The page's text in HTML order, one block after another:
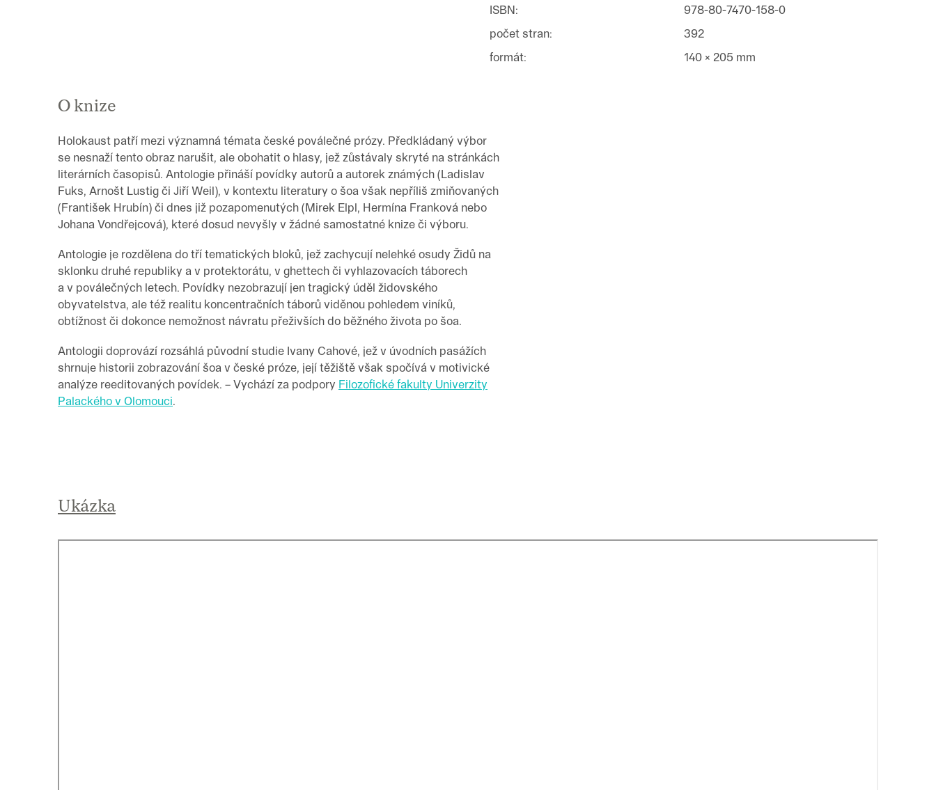
ISBN:
978-80-7470-158-0
počet stran:
392
formát: 140 × 205 mm
O knize
Holokaust patří mezi významná témata české poválečné prózy. Předkládaný výbor
se nesnaží tento obraz narušit, ale obohatit o hlasy, jež zůstávaly skryté na stránkách
literárních časopisů. Antologie přináší povídky autorů a autorek známých (Ladislav
Fuks, Arnošt Lustig či Jiří Weil), v kontextu literatury o šoa však nepříliš zmiňovaných
(František Hrubín) či dnes již pozapomenutých (Mirek Elpl, Hermína Franková nebo
Johana Vondřejcová), které dosud nevyšly v žádné samostatné knize či výboru.
Antologie je rozdělena do tří tematických bloků, jež zachycují nelehké osudy Židů na
sklonku druhé republiky a v protektorátu, v ghettech či vyhlazovacích táborech
a v poválečných letech. Povídky nezobrazují jen tragický úděl židovského
obyvatelstva, ale též realitu koncentračních táborů viděnou pohledem viníků,
obtížnost či dokonce nemožnost návratu přeživších do běžného života po šoa.
Antologii doprovází rozsáhlá původní studie Ivany Cahové, jež v úvodních pasážích
shrnuje historii zobrazování šoa v české próze, její těžiště však spočívá v motivické
analýze reeditovaných povídek. – Vychází za podpory Filozofické fakulty Univerzity
Palackého v Olomouci.
Ukázka